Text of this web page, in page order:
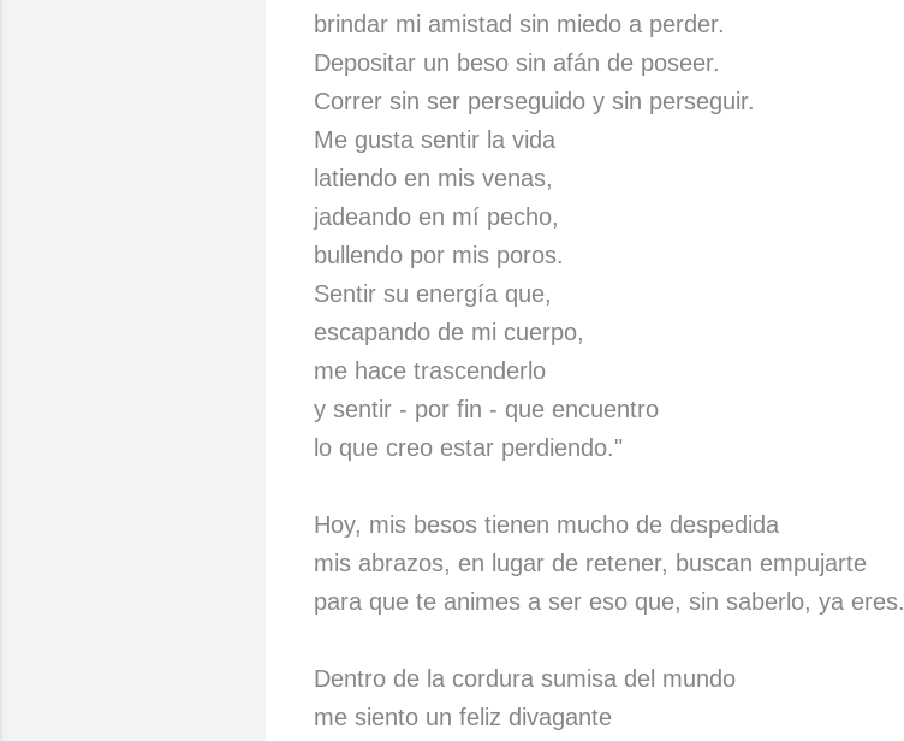
brindar mi amistad sin miedo a perder.
Depositar un beso sin afán de poseer.
Correr sin ser perseguido y sin perseguir.
Me gusta sentir la vida
latiendo en mis venas,
jadeando en mí pecho,
bullendo por mis poros.
Sentir su energía que,
escapando de mi cuerpo,
me hace trascenderlo
y sentir - por fin - que encuentro
lo que creo estar perdiendo."
Hoy, mis besos tienen mucho de despedida
mis abrazos, en lugar de retener, buscan empujarte
para que te animes a ser eso que, sin saberlo, ya eres.
Dentro de la cordura sumisa del mundo
me siento un feliz divagante